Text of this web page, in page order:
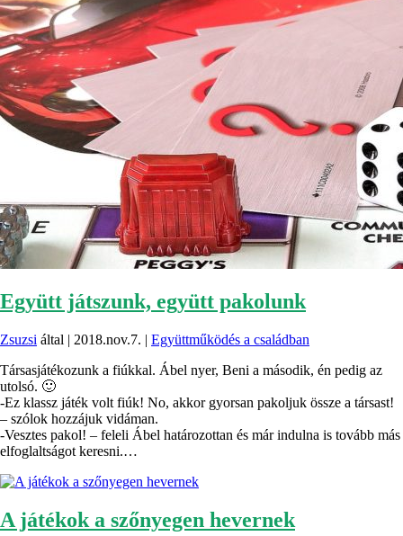
Együtt játszunk, együtt pakolunk
Zsuzsi által | 2018.nov.7. | Együttműködés a családban
Társasjátékozunk a fiúkkal. Ábel nyer, Beni a második, én pedig az
utolsó. 🙂
-Ez klassz játék volt fiúk! No, akkor gyorsan pakoljuk össze a társast!
– szólok hozzájuk vidáman.
-Vesztes pakol! – feleli Ábel határozottan és már indulna is tovább más
elfoglaltságot keresni.…
A játékok a szőnyegen hevernek